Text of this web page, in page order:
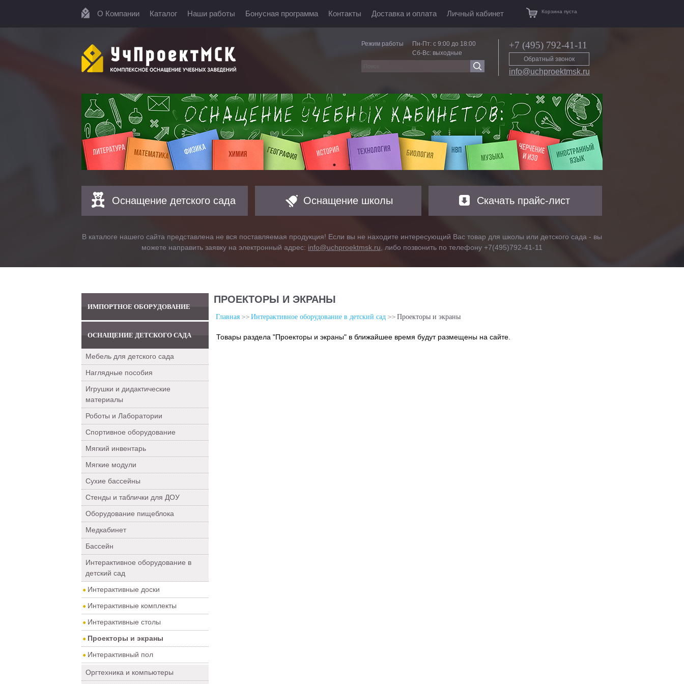
О Компании Каталог Наши работы Бонусная программа Контакты Доставка и оплата Личный кабинет Корзина пуста
Режим работы
Пн-Пт: с 9:00 до 18:00
Сб-Вс: выходные
+7 (495) 792-41-11
Обратный звонок
info@uchproektmsk.ru
Оснащение детского сада Оснащение школы Скачать прайс-лист
В каталоге нашего сайта представлена не вся поставляемая продукция! Если вы не находите интересующий Вас товар для школы или детского сада - вы
можете направить заявку на электронный адрес: info@uchproektmsk.ru , либо позвонить по телефону +7(495)792-41-11
ИМПОРТНОЕ ОБОРУДОВАНИЕ
ОСНАЩЕНИЕ ДЕТСКОГО САДА
Мебель для детского сада
Наглядные пособия
Игрушки и дидактические
материалы
Роботы и Лаборатории
Спортивное оборудование
Мягкий инвентарь
Мягкие модули
Сухие бассейны
Стенды и таблички для ДОУ
Оборудование пищеблока
Медкабинет
Бассейн
Интерактивное оборудование в
детский сад
Интерактивные доски
Интерактивные комплекты
Интерактивные столы
Проекторы и экраны
Интерактивный пол
Оргтехника и компьютеры
ПРОЕКТОРЫ И ЭКРАНЫ
Главная Интерактивное оборудование в детский сад Проекторы и экраны
Товары раздела "Проекторы и экраны" в ближайшее время будут размещены на сайте.